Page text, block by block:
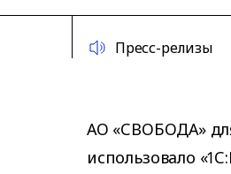
Пресс-релизы
АО «СВОБОДА»
использовало